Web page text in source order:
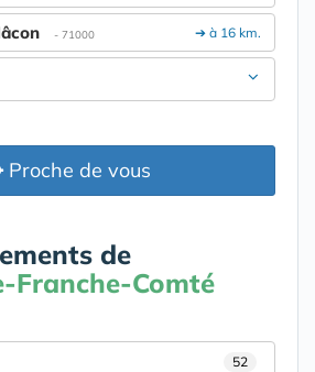
➔ à 16 km.
- 71000
Proche de vous
de
Franche-Comté
52